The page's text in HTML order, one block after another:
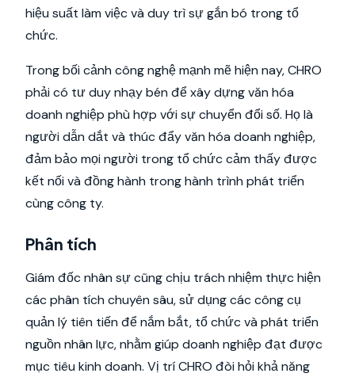
hiệu suất làm việc và duy trì sự gắn bó trong tổ
chức.
Trong bối cảnh công nghệ mạnh mẽ hiện nay, CHRO
phải có tư duy nhạy bén để xây dựng văn hóa
doanh nghiệp phù hợp với sự chuyển đổi số. Họ là
người dẫn dắt và thúc đẩy văn hóa doanh nghiệp,
đảm bảo mọi người trong tổ chức cảm thấy được
kết nối và đồng hành trong hành trình phát triển
cùng công ty.
Phân tích
Giám đốc nhân sự cũng chịu trách nhiệm thực hiện
các phân tích chuyên sâu, sử dụng các công cụ
quản lý tiên tiến để nắm bắt, tổ chức và phát triển
nguồn nhân lực, nhằm giúp doanh nghiệp đạt được
mục tiêu kinh doanh. Vị trí CHRO đòi hỏi khả năng